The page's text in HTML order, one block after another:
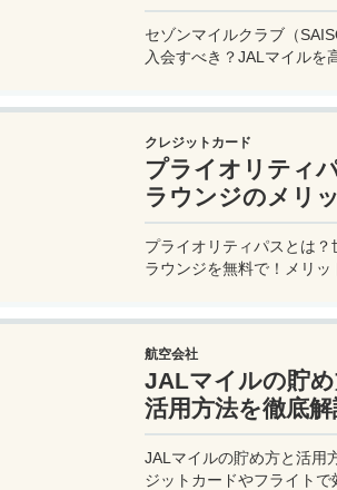
セゾンマイルクラブ（
入会すべき？JALマイルを
クレジットカード
プライオリティ
ラウンジのメリ
プライオリティパスとは
ラウンジを無料で！メリッ
航空会社
JALマイルの貯
活用方法を徹底
JALマイルの貯め方と活用
ジットカードやフライト